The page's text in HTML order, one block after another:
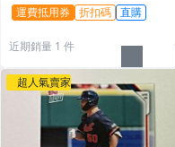
運費抵用券 折扣碼 直購
近期銷量 1 件
超人氣賣家